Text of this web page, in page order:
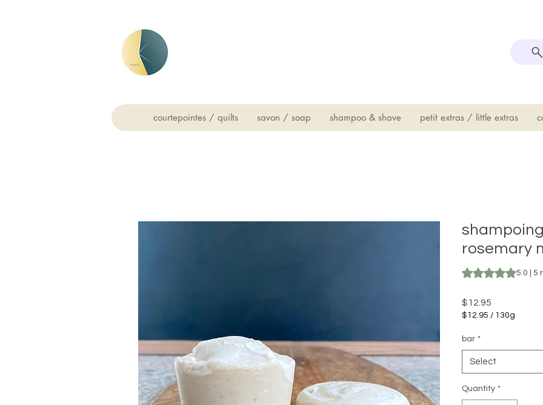
courtepointes / quilts savon / soap shampoo & shave petit extras / little extras
rosemary
Rating is 5.0 out
5.0 | 5
$12.95
$12.95 / 130g
per
130
Grams
bar *
Select
Quantity *